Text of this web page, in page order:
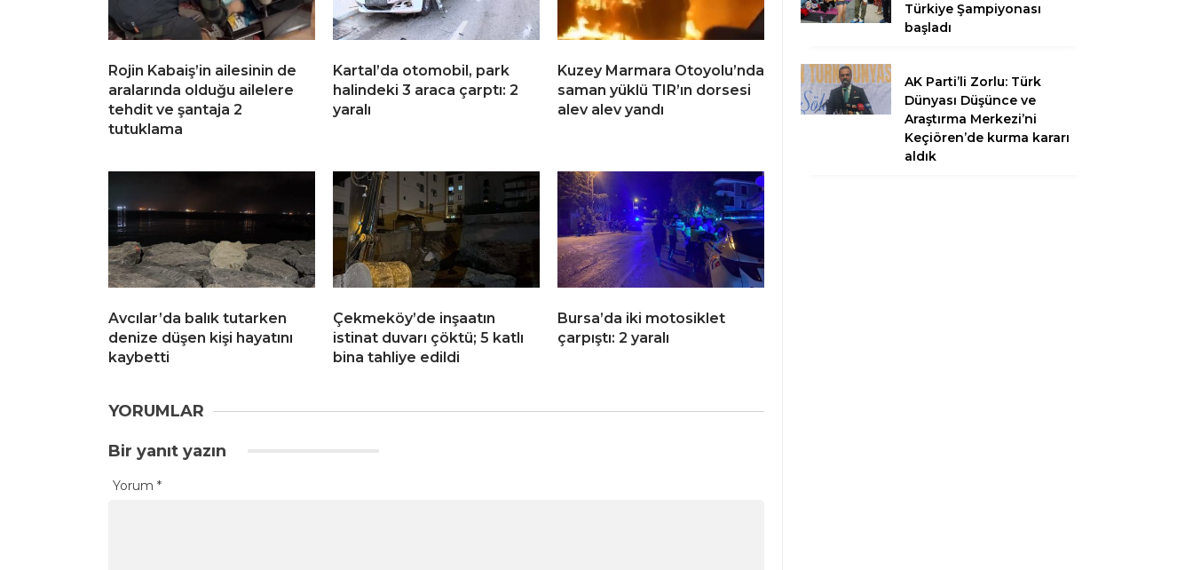
Rojin Kabaiş’in ailesinin de
aralarında olduğu ailelere
tehdit ve şantaja 2
tutuklama
Kartal’da otomobil, park
halindeki 3 araca çarptı: 2
yaralı
Kuzey Marmara Otoyolu’nda
saman yüklü TIR’ın dorsesi
alev alev yandı
Avcılar’da balık tutarken
denize düşen kişi hayatını
kaybetti
Çekmeköy’de inşaatın
istinat duvarı çöktü; 5 katlı
bina tahliye edildi
Bursa’da iki motosiklet
çarpıştı: 2 yaralı
YORUMLAR
Bir yanıt yazın
Yorum *
Türkiye Şampiyonası
başladı
AK Parti’li Zorlu: Türk
Dünyası Düşünce ve
Araştırma Merkezi’ni
Keçiören’de kurma kararı
aldık